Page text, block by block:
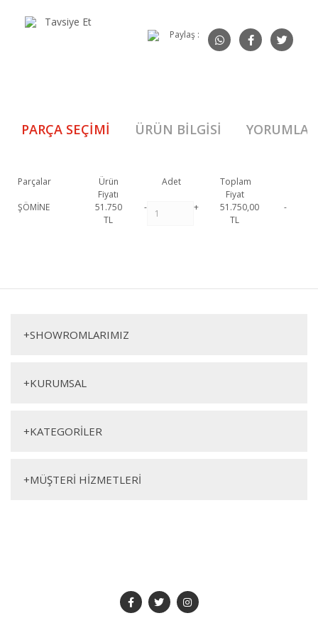
Tavsiye Et
Paylaş :
PARÇA SEÇIMI ÜRÜN BILGISI YORUMLAR
Parçalar
Ürün
Fiyatı
Adet
Toplam
Fiyat
ŞÖMİNE
51.750
TL
- +
51.750,00
TL
-
555 Şömine 1 Krem
+SHOWROMLARIMIZ
+KURUMSAL
+KATEGORİLER
+MÜŞTERİ HİZMETLERİ